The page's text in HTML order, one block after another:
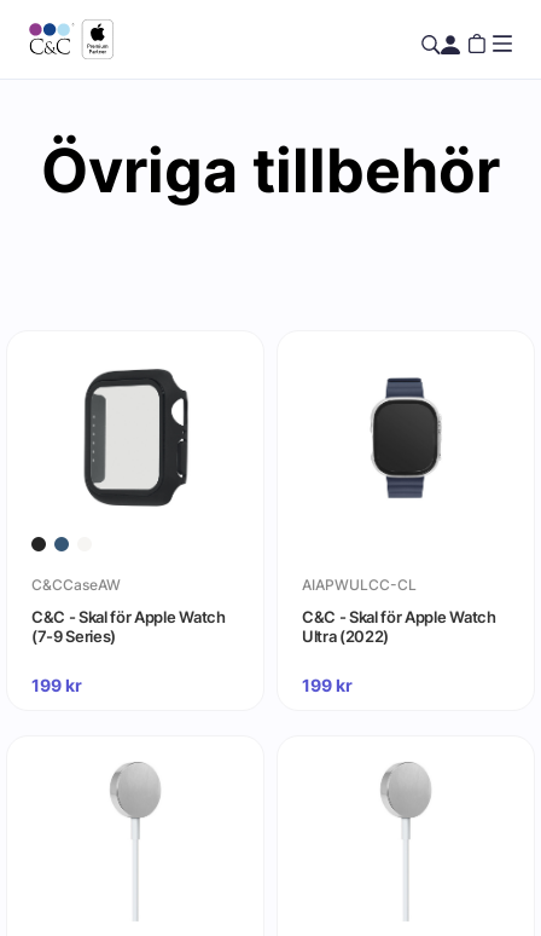
Övriga tillbehör
C&CCaseAW
C&C - Skal för Apple Watch
(7-9 Series)
199kr
AIAPWULCC-CL
C&C - Skal för Apple Watch
Ultra (2022)
199kr